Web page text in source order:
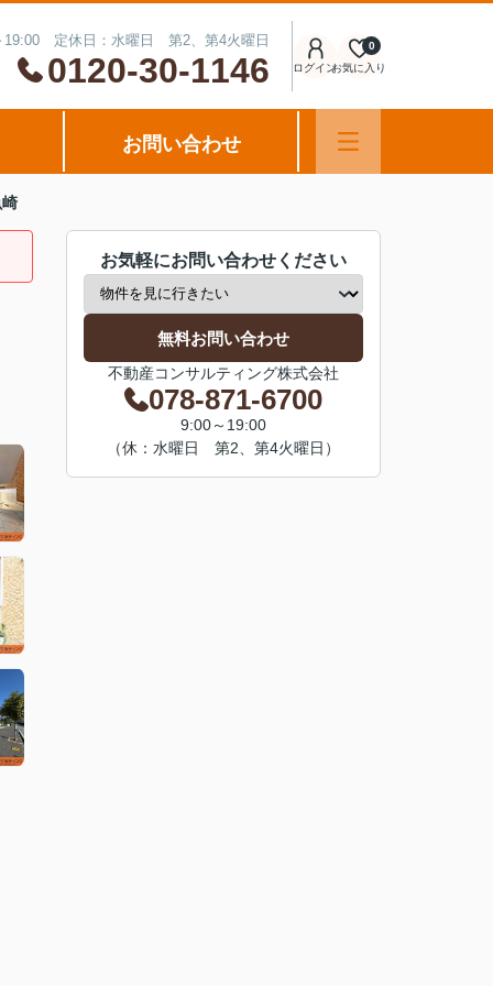
19:00 定休日：水曜日 第2、第4火曜日
0120-30-1146 ログインお気に入り
0
お問い合わせ
お気軽にお問い合わせください
無料お問い合わせ
不動産コンサルティング株式会社
078-871-6700
9:00～19:00
（休：水曜日 第2、第4火曜日）